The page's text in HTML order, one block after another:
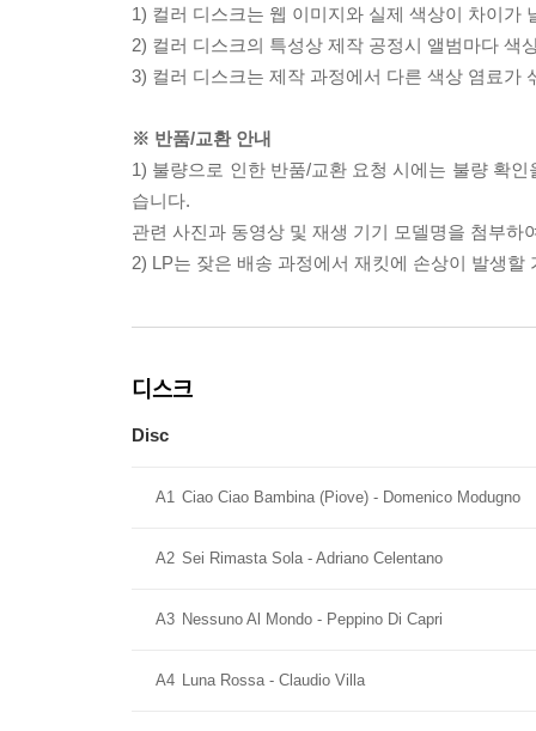
1) 컬러 디스크는 웹 이미지와 실제 색상이 차이가
2) 컬러 디스크의 특성상 제작 공정시 앨범마다 색
3) 컬러 디스크는 제작 과정에서 다른 색상 염료가
※ 반품/교환 안내
1) 불량으로 인한 반품/교환 요청 시에는 불량 확
습니다.
관련 사진과 동영상 및 재생 기기 모델명을 첨부하
2) LP는 잦은 배송 과정에서 재킷에 손상이 발생
디스크
Disc
A1 Ciao Ciao Bambina (Piove) - Domenico Modugno
A2 Sei Rimasta Sola - Adriano Celentano
A3 Nessuno Al Mondo - Peppino Di Capri
A4 Luna Rossa - Claudio Villa